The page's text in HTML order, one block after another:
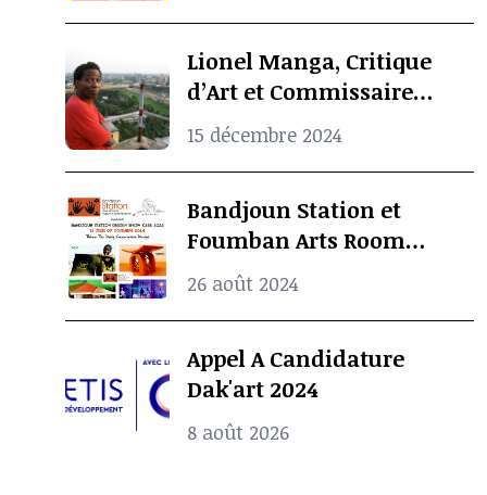
Lionel Manga, Critique
d’Art et Commissaire
d’Exposition
Camerounais est mort à
l’âge de 69 ans
15 décembre 2024
Bandjoun Station et
Foumban Arts Room
Présentent le Badjoun
Station Design Showcase
2024
26 août 2024
Appel A Candidature
Dak'art 2024
8 août 2026